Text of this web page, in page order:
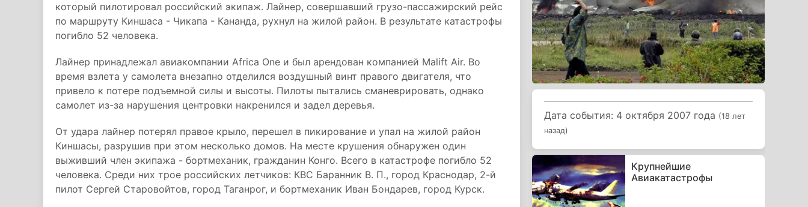
который пилотировал российский экипаж. Лайнер, совершавший грузо-пассажирский рейс
по маршруту Киншаса - Чикапа - Кананда, рухнул на жилой район. В результате катастрофы
погибло 52 человека.
Лайнер принадлежал авиакомпании Africa One и был арендован компанией Malift Air. Во
время взлета у самолета внезапно отделился воздушный винт правого двигателя, что
привело к потере подъемной силы и высоты. Пилоты пытались сманеврировать, однако
самолет из-за нарушения центровки накренился и задел деревья.
От удара лайнер потерял правое крыло, перешел в пикирование и упал на жилой район
Киншасы, разрушив при этом несколько домов. На месте крушения обнаружен один
выживший член экипажа - бортмеханик, гражданин Конго. Всего в катастрофе погибло 52
человека. Среди них трое российских летчиков: КВС Баранник В. П., город Краснодар, 2-й
пилот Сергей Старовойтов, город Таганрог, и бортмеханик Иван Бондарев, город Курск.
Дата события: 4 октября 2007 года (18 лет
назад)
Крупнейшие
Авиакатастрофы